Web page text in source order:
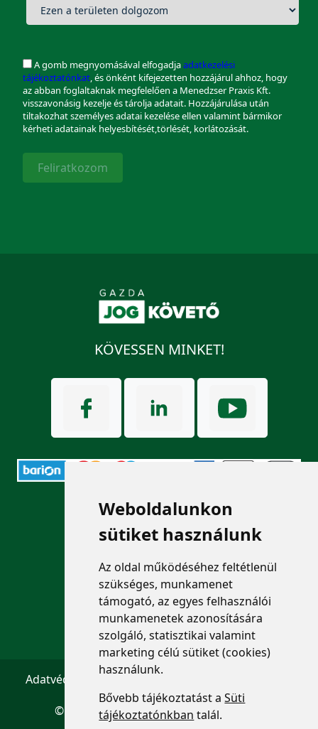
Weboldalunkon
sütiket használunk
Az oldal működéséhez feltétlenül
szükséges, munkamenet
támogató, az egyes felhasználói
munkamenetek azonosítására
szolgáló, statisztikai valamint
marketing célú sütiket (cookies)
használunk.
Bővebb tájékoztatást aSüti
tájékoztatónkban talál.
A gomb megnyomásával elfogadjaadatkezelési
tájékoztatónkat, és önként kifejezetten hozzájárul ahhoz, hogy
az abban foglaltaknak megfelelően a Menedzser Praxis Kft.
visszavonásig kezelje és tárolja adatait. Hozzájárulása után
tiltakozhat személyes adatai kezelése ellen valamint bármikor
kérheti adatainak helyesbítését,törlését, korlátozását.
Feliratkozom
KÖVESSEN MINKET!
ELÉRHETŐSÉGEK
+36 1 880 7600
info@mprx.hu
Adatvédelem
© 2026 Copyright:Menedzserpraxis.hu